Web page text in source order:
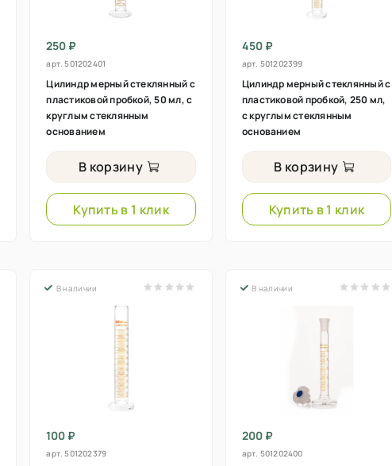
250 ₽
арт.501202401
Цилиндр мерный стеклянный с
пластиковой пробкой, 50 мл, с
круглым стеклянным
основанием
В корзину
Купить в 1 клик
450 ₽
арт. 501202399
Цилиндр мерный стеклянный с
пластиковой пробкой, 250 мл,
с круглым стеклянным
основанием
В корзину
Купить в 1 клик
В наличии
100 ₽
арт.501202379
В наличии
200 ₽
арт. 501202400